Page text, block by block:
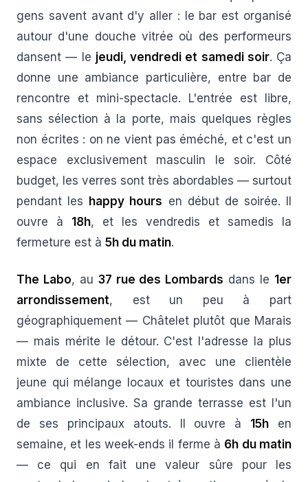
gens savent avant d'y aller : le bar est organisé
autour d'une douche vitrée où des performeurs
dansent — le jeudi, vendredi et samedi soir. Ça
donne une ambiance particulière, entre bar de
rencontre et mini-spectacle. L'entrée est libre,
sans sélection à la porte, mais quelques règles
non écrites : on ne vient pas éméché, et c'est un
espace exclusivement masculin le soir. Côté
budget, les verres sont très abordables — surtout
pendant les happy hours en début de soirée. Il
ouvre à 18h, et les vendredis et samedis la
fermeture est à 5h du matin.
The Labo, au 37 rue des Lombards dans le 1er
arrondissement, est un peu à part
géographiquement — Châtelet plutôt que Marais
— mais mérite le détour. C'est l'adresse la plus
mixte de cette sélection, avec une clientèle
jeune qui mélange locaux et touristes dans une
ambiance inclusive. Sa grande terrasse est l'un
de ses principaux atouts. Il ouvre à 15h en
semaine, et les week-ends il ferme à 6h du matin
— ce qui en fait une valeur sûre pour les